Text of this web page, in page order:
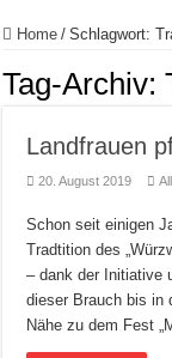
Home / Schlagwort:
Tag-Archiv:
Landfrauen
20. August 2019
Schon seit einigen
Tradtition des
– dank der Initiative
dieser Brauch bis in
Nähe zu dem Fest